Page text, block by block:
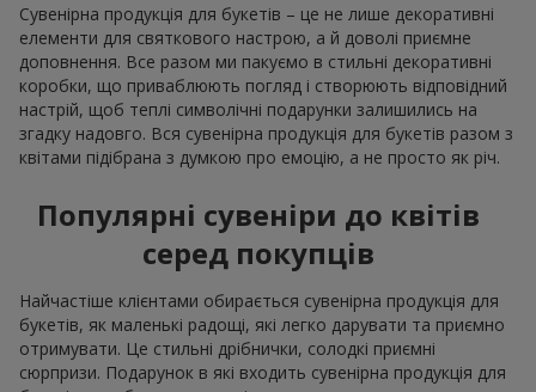
Сувенірна продукція для букетів – це не лише декоративні
елементи для святкового настрою, а й доволі приємне
доповнення. Все разом ми пакуємо в стильні декоративні
коробки, що приваблюють погляд і створюють відповідний
настрій, щоб теплі символічні подарунки залишились на
згадку надовго. Вся сувенірна продукція для букетів разом з
квітами підібрана з думкою про емоцію, а не просто як річ.
Популярні сувеніри до квітів
серед покупців
Найчастіше клієнтами обирається сувенірна продукція для
букетів, як маленькі радощі, які легко дарувати та приємно
отримувати. Це стильні дрібнички, солодкі приємні
сюрпризи. Подарунок в які входить сувенірна продукція для